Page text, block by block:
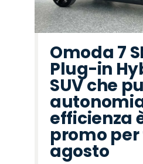
Omoda 7
Plug-in
SUV che
efficienza
promo
agosto